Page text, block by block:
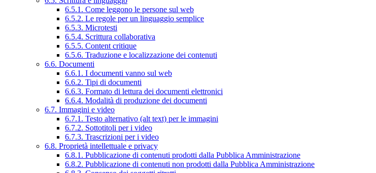
6.5.1. Come leggono le persone sul web
6.5.2. Le regole per un linguaggio semplice
6.5.3. Microtesti
6.5.4. Scrittura collaborativa
6.5.5. Content critique
6.5.6. Traduzione e localizzazione dei contenuti
6.6. Documenti
6.6.1. I documenti vanno sul web
6.6.2. Tipi di documenti
6.6.3. Formato di lettura dei documenti elettronici
6.6.4. Modalità di produzione dei documenti
6.7. Immagini e video
6.7.1. Testo alternativo (alt text) per le immagini
6.7.2. Sottotitoli per i video
6.7.3. Trascrizioni per i video
6.8. Proprietà intellettuale e privacy
6.8.1. Pubblicazione di contenuti prodotti dalla Pubblica Amministrazione
6.8.2. Pubblicazione di contenuti non prodotti dalla Pubblica Amministrazione